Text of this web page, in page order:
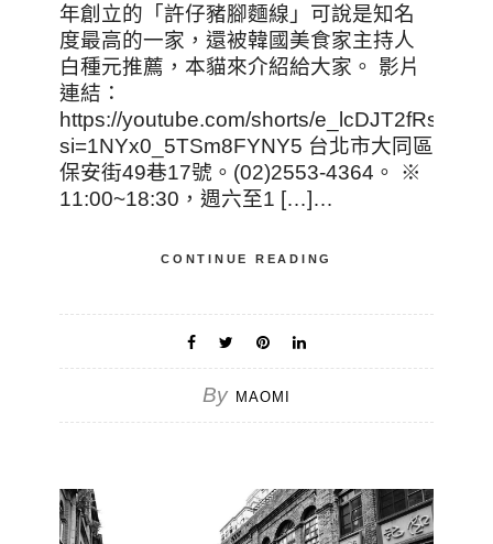
年創立的「許仔豬腳麵線」可說是知名
度最高的一家，還被韓國美食家主持人
白種元推薦，本貓來介紹給大家。 影片
連結：
https://youtube.com/shorts/e_lcDJT2fRs?
si=1NYx0_5TSm8FYNY5 台北市大同區
保安街49巷17號。(02)2553-4364。 ※
11:00~18:30，週六至1 […]…
CONTINUE READING
By MAOMI